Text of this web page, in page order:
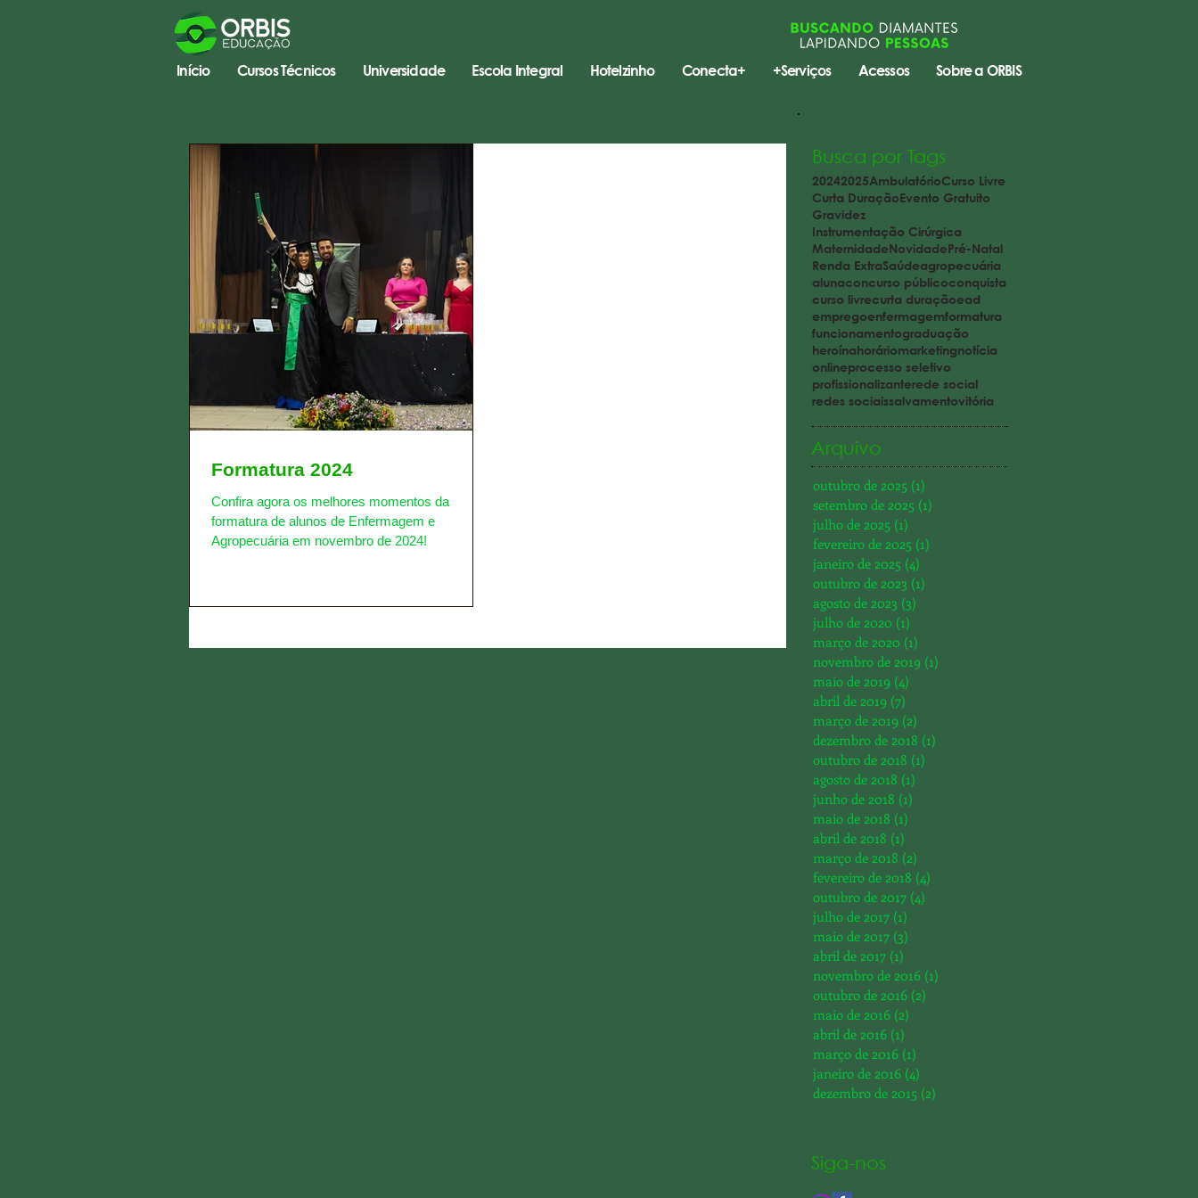
Início Cursos Técnicos Universidade Escola Integral Hotelzinho Conecta+ +Serviços Acessos Sobre a ORBIS
Formatura 2024
Confira agora os melhores momentos da
formatura de alunos de Enfermagem e
Agropecuária em novembro de 2024!
Busca por Tags
20242025AmbulatórioCurso Livre
Curta DuraçãoEvento Gratuito
Gravidez
Instrumentação Cirúrgica
MaternidadeNovidadePré-Natal
Renda ExtraSaúdeagropecuária
alunaconcurso públicoconquista
curso livrecurta duraçãoead
empregoenfermagemformatura
funcionamentograduação
heroínahoráriomarketingnotícia
onlineprocesso seletivo
profissionalizanterede social
redes sociaissalvamentovitória
Arquivo
outubro de 2025 (1)
setembro de 2025 (1)
julho de 2025 (1)
fevereiro de 2025 (1)
janeiro de 2025 (4)
outubro de 2023 (1)
agosto de 2023 (3)
julho de 2020 (1)
março de 2020 (1)
novembro de 2019 (1)
maio de 2019 (4)
abril de 2019 (7)
março de 2019 (2)
dezembro de 2018 (1)
outubro de 2018 (1)
agosto de 2018 (1)
junho de 2018 (1)
maio de 2018 (1)
abril de 2018 (1)
março de 2018 (2)
fevereiro de 2018 (4)
outubro de 2017 (4)
julho de 2017 (1)
maio de 2017 (3)
abril de 2017 (1)
novembro de 2016 (1)
outubro de 2016 (2)
maio de 2016 (2)
abril de 2016 (1)
março de 2016 (1)
janeiro de 2016 (4)
dezembro de 2015 (2)
Siga-nos